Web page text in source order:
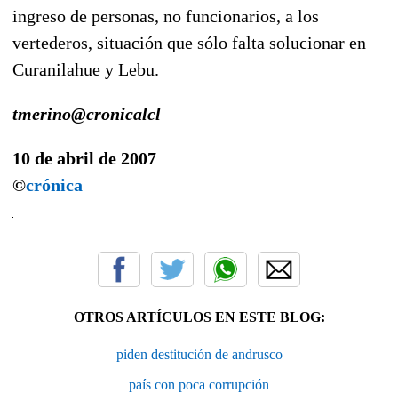
ingreso de personas, no funcionarios, a los
vertederos, situación que sólo falta solucionar en
Curanilahue y Lebu.
tmerino@cronicalcl
10 de abril de 2007
©crónica
OTROS ARTÍCULOS EN ESTE BLOG:
piden destitución de andrusco
país con poca corrupción